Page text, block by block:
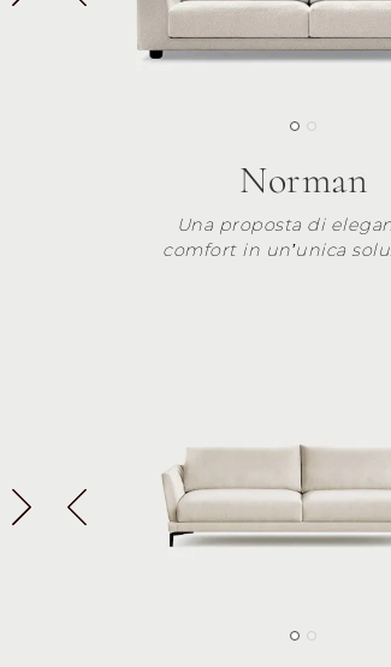
Norman
Una proposta di
comfort in un’unica